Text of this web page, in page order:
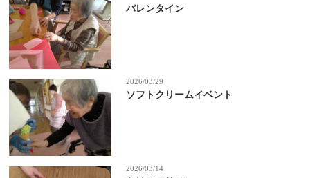
バレンタイン
2026/03/29
ソフトクリームイベント
2026/03/14